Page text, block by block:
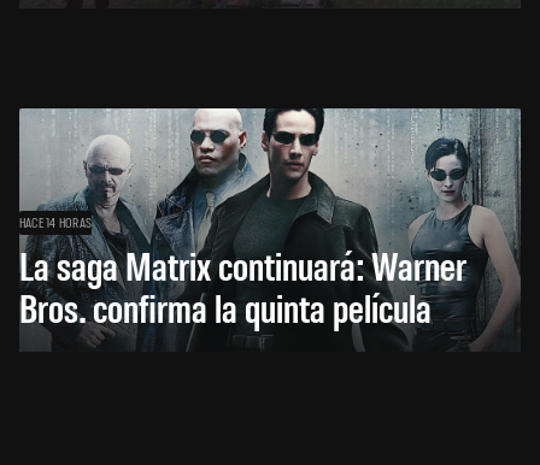
HACE 14 HORAS
La saga Matrix continuará: Warner
Bros. confirma la quinta película